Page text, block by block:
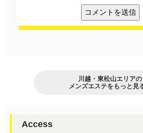
川越・東松山エリアの
メンズエステをもっと見る
Access